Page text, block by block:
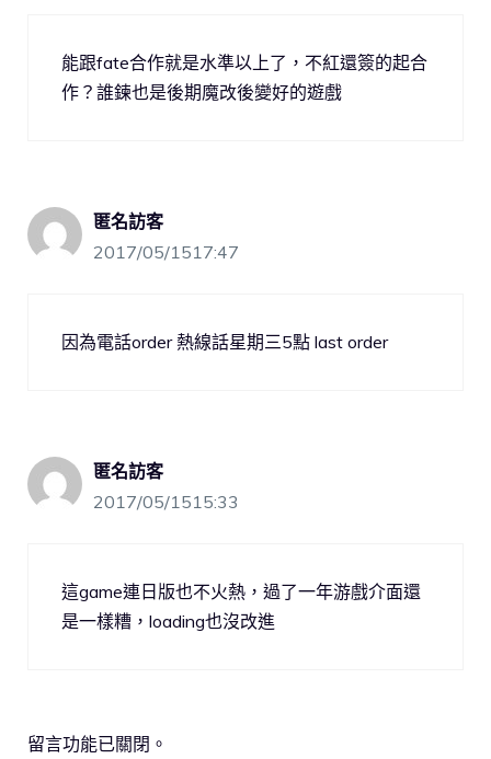
能跟fate合作就是水準以上了，不紅還簽的起合
作？誰鍊也是後期魔改後變好的遊戲
匿名訪客
2017/05/1517:47
因為電話order 熱線話星期三5點 last order
匿名訪客
2017/05/1515:33
這game連日版也不火熱，過了一年游戲介面還
是一樣糟，loading也沒改進
留言功能已關閉。